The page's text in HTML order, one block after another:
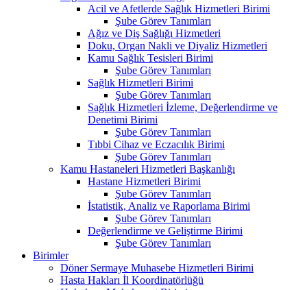
Acil ve Afetlerde Sağlık Hizmetleri Birimi
Şube Görev Tanımları
Ağız ve Diş Sağlığı Hizmetleri
Doku, Organ Nakli ve Diyaliz Hizmetleri
Kamu Sağlık Tesisleri Birimi
Şube Görev Tanımları
Sağlık Hizmetleri Birimi
Şube Görev Tanımları
Sağlık Hizmetleri İzleme, Değerlendirme ve
Denetimi Birimi
Şube Görev Tanımları
Tıbbi Cihaz ve Eczacılık Birimi
Şube Görev Tanımları
Kamu Hastaneleri Hizmetleri Başkanlığı
Hastane Hizmetleri Birimi
Şube Görev Tanımları
İstatistik, Analiz ve Raporlama Birimi
Şube Görev Tanımları
Değerlendirme ve Geliştirme Birimi
Şube Görev Tanımları
Birimler
Döner Sermaye Muhasebe Hizmetleri Birimi
Hasta Hakları İl Koordinatörlüğü